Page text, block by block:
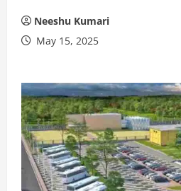
Neeshu Kumari
May 15, 2025